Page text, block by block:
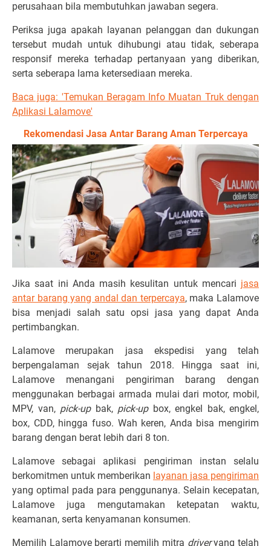
perusahaan bila membutuhkan jawaban segera.
Periksa juga apakah layanan pelanggan dan dukungan
tersebut mudah untuk dihubungi atau tidak, seberapa
responsif mereka terhadap pertanyaan yang diberikan,
serta seberapa lama ketersediaan mereka.
Baca juga: 'Temukan Beragam Info Muatan Truk dengan
Aplikasi Lalamove'
Rekomendasi Jasa Antar Barang Aman Terpercaya
Jika saat ini Anda masih kesulitan untuk mencari jasa
antar barang yang andal dan terpercaya, maka Lalamove
bisa menjadi salah satu opsi jasa yang dapat Anda
pertimbangkan.
Lalamove merupakan jasa ekspedisi yang telah
berpengalaman sejak tahun 2018. Hingga saat ini,
Lalamove menangani pengiriman barang dengan
menggunakan berbagai armada mulai dari motor, mobil,
MPV, van, pick-up bak, pick-up box, engkel bak, engkel,
box, CDD, hingga fuso. Wah keren, Anda bisa mengirim
barang dengan berat lebih dari 8 ton.
Lalamove sebagai aplikasi pengiriman instan selalu
berkomitmen untuk memberikan layanan jasa pengiriman
yang optimal pada para penggunanya. Selain kecepatan,
Lalamove juga mengutamakan ketepatan waktu,
keamanan, serta kenyamanan konsumen.
Memilih Lalamove berarti memilih mitra driveryang telah